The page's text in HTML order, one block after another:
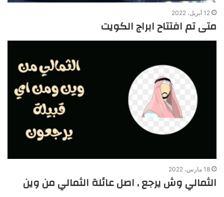
12 أبريل، 2022
متى تم افتتاح ابراج الكويت
18 مارس، 2022
الثمالي وش يرجع , اصل عائلة الثمالي من وين